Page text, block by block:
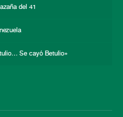
del 41
Se cayó Betulio»